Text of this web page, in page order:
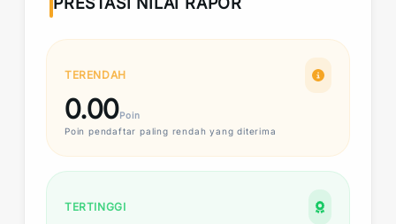
TERENDAH
0.00Poin
Poin pendaftar paling rendah yang diterima
TERTINGGI